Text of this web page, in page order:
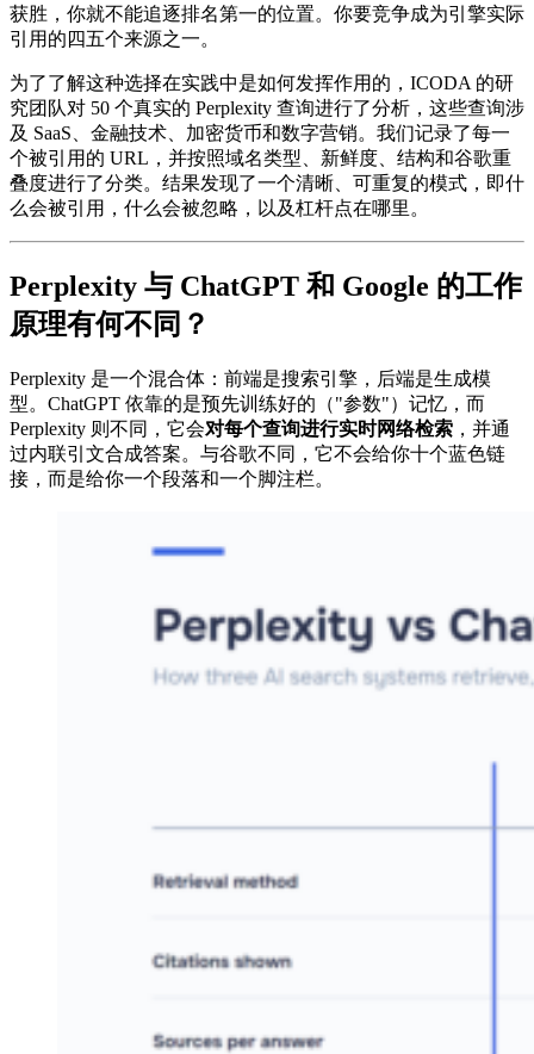
获胜，你就不能追逐排名第一的位置。你要竞争成为引擎实际
引用的四五个来源之一。
为了了解这种选择在实践中是如何发挥作用的，ICODA 的研
究团队对 50 个真实的 Perplexity 查询进行了分析，这些查询涉
及 SaaS、金融技术、加密货币和数字营销。我们记录了每一
个被引用的 URL，并按照域名类型、新鲜度、结构和谷歌重
叠度进行了分类。结果发现了一个清晰、可重复的模式，即什
么会被引用，什么会被忽略，以及杠杆点在哪里。
Perplexity 与 ChatGPT 和 Google 的工作
原理有何不同？
Perplexity 是一个混合体：前端是搜索引擎，后端是生成模
型。ChatGPT 依靠的是预先训练好的（"参数"）记忆，而
Perplexity 则不同，它会对每个查询进行实时网络检索 ，并通
过内联引文合成答案。与谷歌不同，它不会给你十个蓝色链
接，而是给你一个段落和一个脚注栏。